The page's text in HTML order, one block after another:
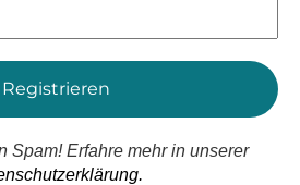
Spam! Erfahre mehr in unserer